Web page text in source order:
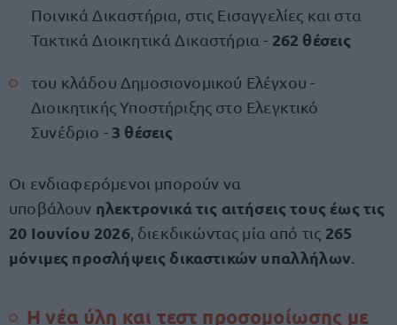
Ποινικά Δικαστήρια, στις Εισαγγελίες και στα
Τακτικά Διοικητικά Δικαστήρια - 262 θέσεις
του κλάδου Δημοσιονομικού Ελέγχου -
Διοικητικής Υποστήριξης στο Ελεγκτικό
Συνέδριο - 3 θέσεις
Οι ενδιαφερόμενοι μπορούν να
υποβάλουν ηλεκτρονικά τις αιτήσεις τους έως τις
20 Ιουνίου 2026, διεκδικώντας μία από τις 265
μόνιμες προσλήψεις δικαστικών υπαλλήλων
H νέα ύλη και τεστ προσομοίωσης με